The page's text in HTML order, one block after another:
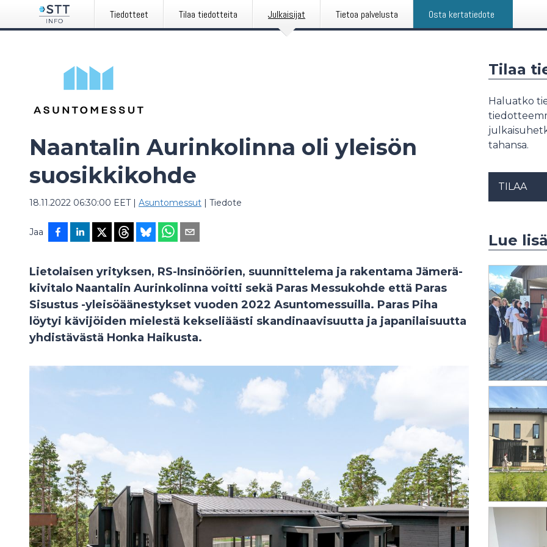
Tiedotteet Tilaa tiedotteita Julkaisijat Tietoa palvelusta Osta kertatiedote
Naantalin Aurinkolinna oli yleisön
suosikkikohde
18.11.2022 06:30:00 EET| Asuntomessut | Tiedote
Jaa
Lietolaisen yrityksen, RS-Insinöörien, suunnittelema ja rakentama Jämerä-
kivitalo Naantalin Aurinkolinna voitti sekä Paras Messukohde että Paras
Sisustus -yleisöäänestykset vuoden 2022 Asuntomessuilla. Paras Piha
löytyi kävijöiden mielestä kekseliäästi skandinaavisuutta ja japanilaisuutta
yhdistävästä Honka Haikusta.
Tilaa
Haluatko
tahansa.
TILAA
Lue